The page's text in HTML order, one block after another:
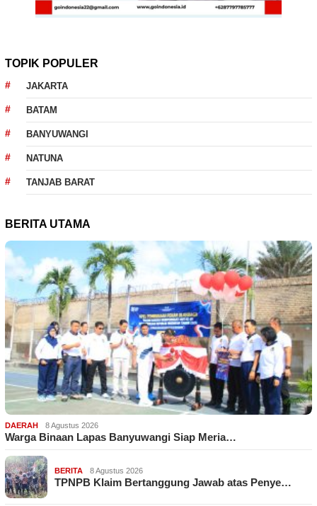
TOPIK POPULER
JAKARTA
BATAM
BANYUWANGI
NATUNA
TANJAB BARAT
BERITA UTAMA
DAERAH 8 Agustus 2026
Warga Binaan Lapas Banyuwangi Siap Meria…
BERITA 8 Agustus 2026
TPNPB Klaim Bertanggung Jawab atas Penye…